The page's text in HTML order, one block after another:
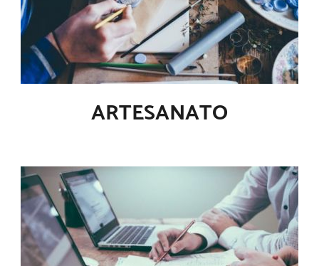
ARTESANATO